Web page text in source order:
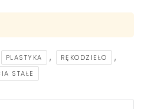
PLASTYKA , RĘKODZIEŁO ,
STAŁE